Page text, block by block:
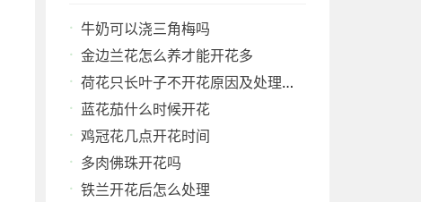
牛奶可以浇三角梅吗
金边兰花怎么养才能开花多
荷花只长叶子不开花原因及处理方法
蓝花茄什么时候开花
鸡冠花几点开花时间
多肉佛珠开花吗
铁兰开花后怎么处理